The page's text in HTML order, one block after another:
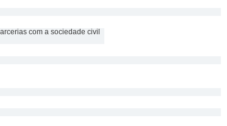
com a sociedade civil